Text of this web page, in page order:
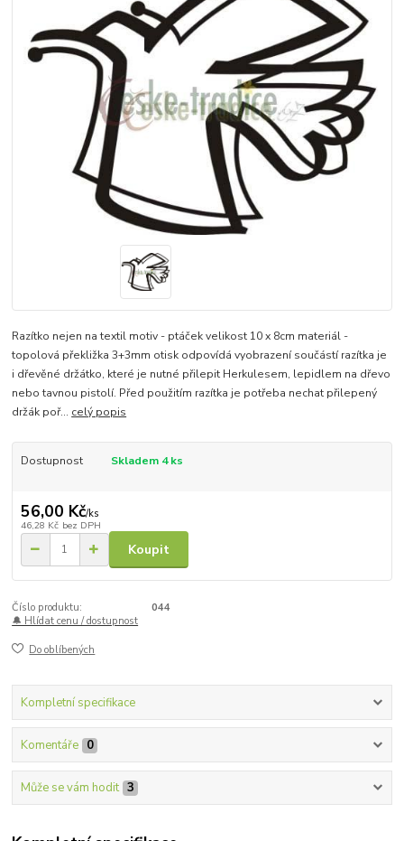
Razítko nejen na textil motiv - ptáček velikost 10 x 8cm materiál -
topolová překližka 3+3mm otisk odpovídá vyobrazení součástí razítka je
i dřevěné držátko, které je nutné přilepit Herkulesem, lepidlem na dřevo
nebo tavnou pistolí. Před použitím razítka je potřeba nechat přilepený
držák poř... celý popis
Dostupnost Skladem 4 ks
56,00 Kč/ks
46,28 Kč bez DPH
Koupit
Číslo produktu:
044
🔔 Hlídat cenu / dostupnost
Do oblíbených
Kompletní specifikace
Komentáře 0
Může se vám hodit 3